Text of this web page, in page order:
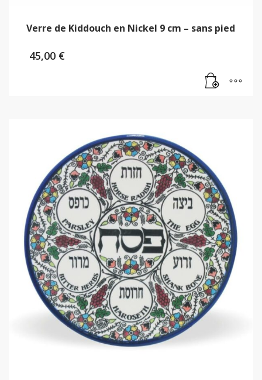
Verre de Kiddouch en Nickel 9 cm – sans pied
45,00 €